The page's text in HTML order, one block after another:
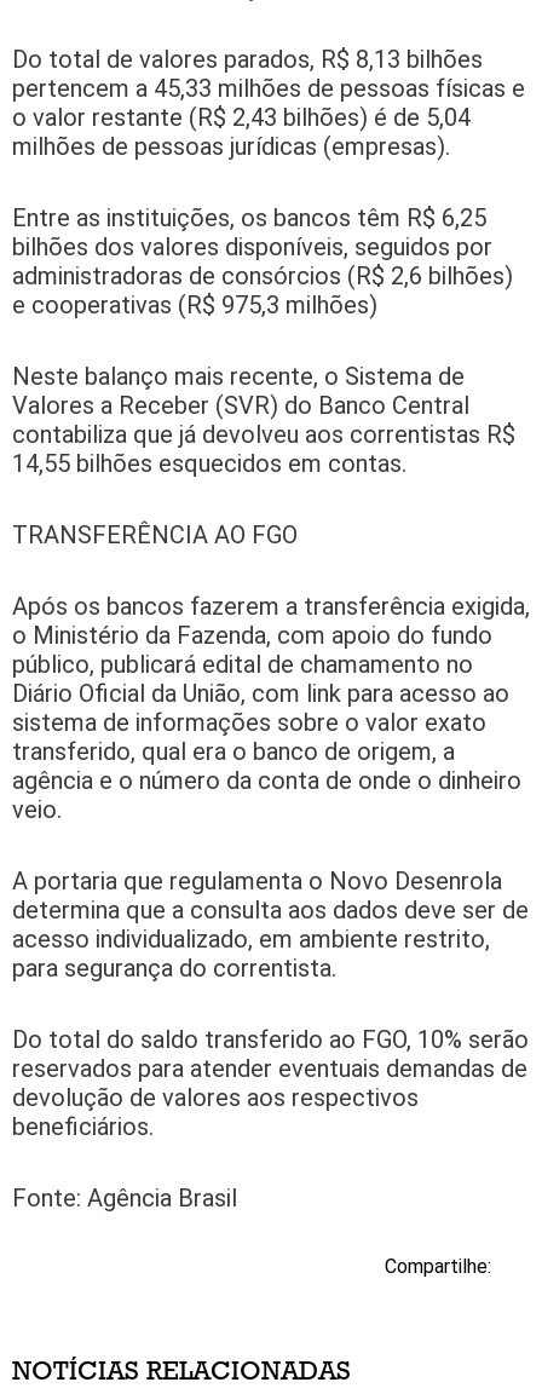
Do total de valores parados, R$ 8,13 bilhões
pertencem a 45,33 milhões de pessoas físicas e
o valor restante (R$ 2,43 bilhões) é de 5,04
milhões de pessoas jurídicas (empresas).
Entre as instituições, os bancos têm R$ 6,25
bilhões dos valores disponíveis, seguidos por
administradoras de consórcios (R$ 2,6 bilhões)
e cooperativas (R$ 975,3 milhões)
Neste balanço mais recente, o Sistema de
Valores a Receber (SVR) do Banco Central
contabiliza que já devolveu aos correntistas R$
14,55 bilhões esquecidos em contas.
TRANSFERÊNCIA AO FGO
Após os bancos fazerem a transferência exigida,
o Ministério da Fazenda, com apoio do fundo
público, publicará edital de chamamento no
Diário Oficial da União, com link para acesso ao
sistema de informações sobre o valor exato
transferido, qual era o banco de origem, a
agência e o número da conta de onde o dinheiro
veio.
A portaria que regulamenta o Novo Desenrola
determina que a consulta aos dados deve ser de
acesso individualizado, em ambiente restrito,
para segurança do correntista.
Do total do saldo transferido ao FGO, 10% serão
reservados para atender eventuais demandas de
devolução de valores aos respectivos
beneficiários.
Fonte: Agência Brasil
Compartilhe:
NOTÍCIAS RELACIONADAS